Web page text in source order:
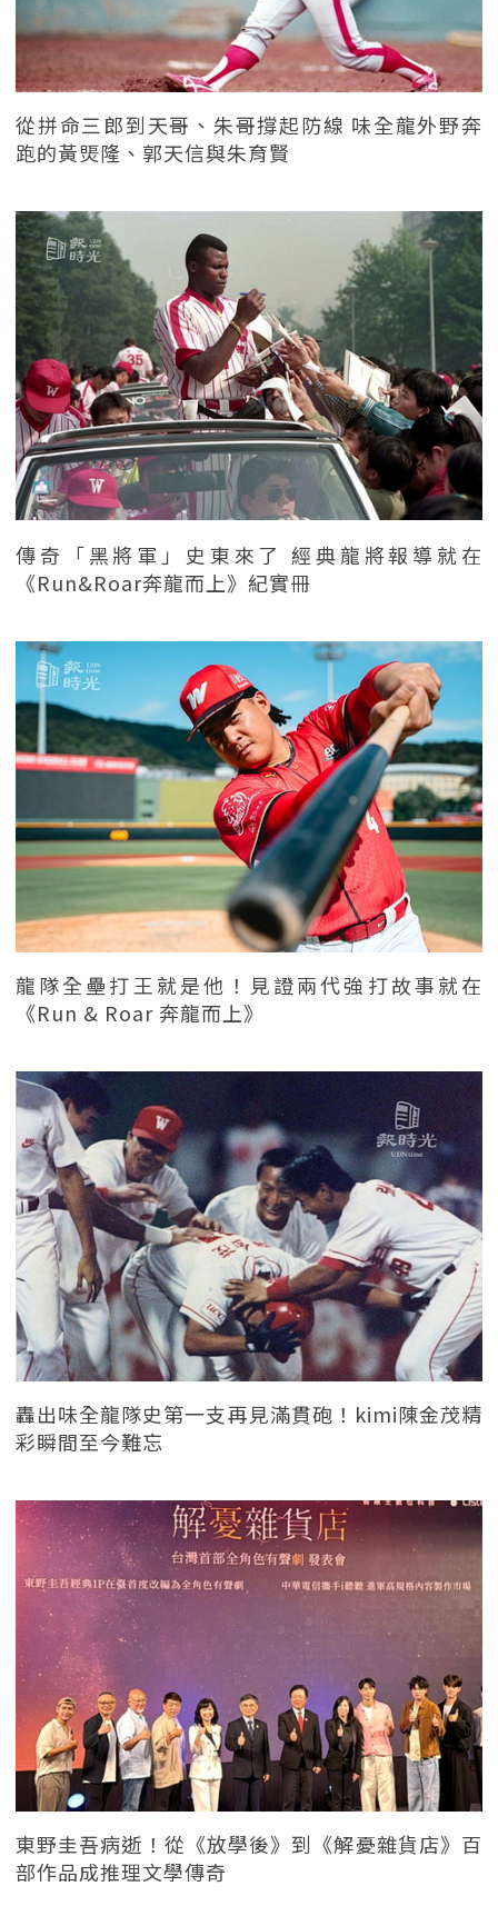
從拼命三郎到天哥、朱哥撐起防線 味全龍外野奔
跑的黃煚隆、郭天信與朱育賢
傳奇「黑將軍」史東來了 經典龍將報導就在
《Run&Roar奔龍而上》紀實冊
龍隊全壘打王就是他！見證兩代強打故事就在
《Run & Roar 奔龍而上》
轟出味全龍隊史第一支再見滿貫砲！kimi陳金茂精
彩瞬間至今難忘
東野圭吾病逝！從《放學後》到《解憂雜貨店》百
部作品成推理文學傳奇